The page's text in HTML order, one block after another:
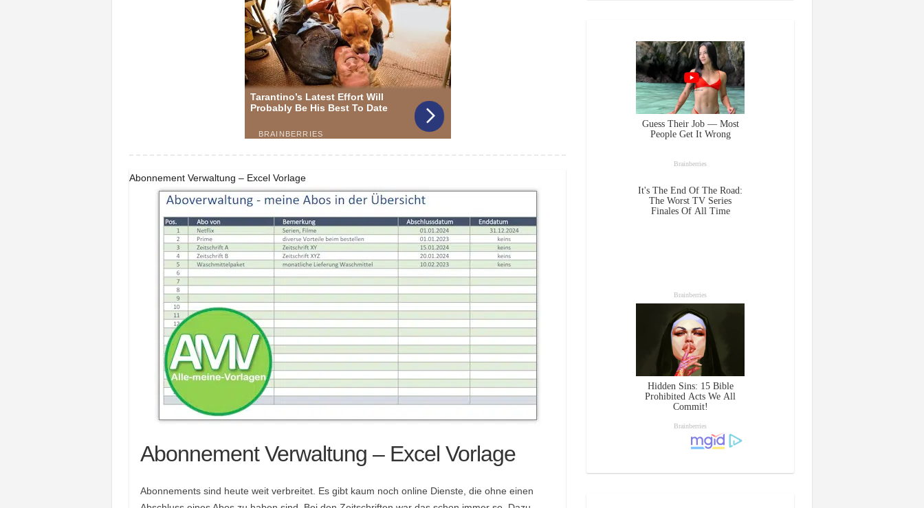
Abonnement Verwaltung – Excel Vorlage
Abonnement Verwaltung – Excel Vorlage
Abonnements sind heute weit verbreitet. Es gibt kaum noch online Dienste, die ohne einen